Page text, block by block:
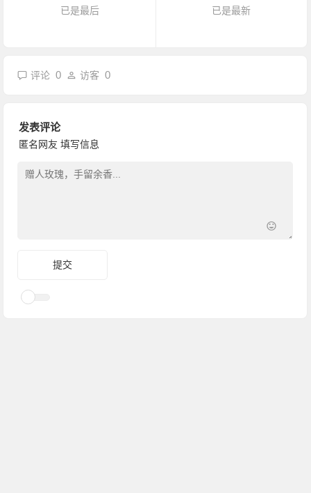
已是最后 已是最新
评论0 访客0
发表评论
匿名网友 填写信息